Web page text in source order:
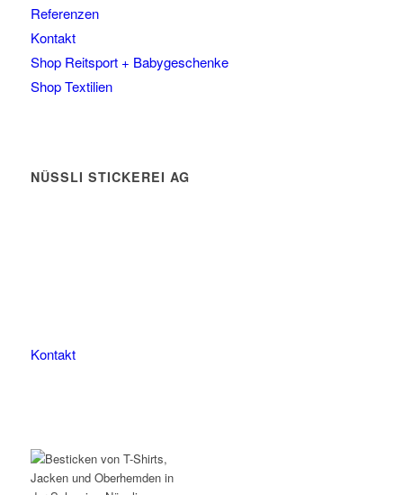
Referenzen
Kontakt
Shop Reitsport + Babygeschenke
Shop Textilien
NÜSSLI STICKEREI AG
Kontakt